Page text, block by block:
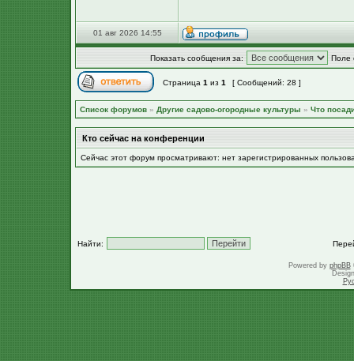
01 авг 2026 14:55
Показать сообщения за: Поле
Страница 1 из 1 [ Сообщений: 28 ]
Список форумов » Другие садово-огородные культуры » Что
Кто сейчас на конференции
Сейчас этот форум просматривают: нет зарегистрированных
Найти:
Powered by phpBB